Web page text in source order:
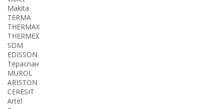
Makita
TERMA
THERMАX
THERMEX
SDM
EDISSON
Тераспан
MUROL
ARISTON
CERESIT
Artel